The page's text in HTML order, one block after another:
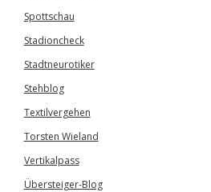
Spottschau
Stadioncheck
Stadtneurotiker
Stehblog
Textilvergehen
Torsten Wieland
Vertikalpass
Übersteiger-Blog